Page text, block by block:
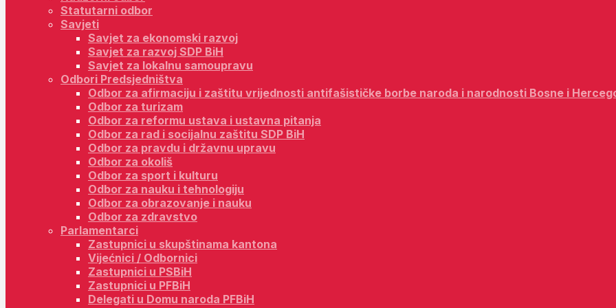
Statutarni odbor
Savjeti
Savjet za ekonomski razvoj
Savjet za razvoj SDP BiH
Savjet za lokalnu samoupravu
Odbori Predsjedništva
Odbor za afirmaciju i zaštitu vrijednosti antifašističke borbe naroda i narodnosti Bosne i
Odbor za turizam
Odbor za reformu ustava i ustavna pitanja
Odbor za rad i socijalnu zaštitu SDP BiH
Odbor za pravdu i državnu upravu
Odbor za okoliš
Odbor za sport i kulturu
Odbor za nauku i tehnologiju
Odbor za obrazovanje i nauku
Odbor za zdravstvo
Parlamentarci
Zastupnici u skupštinama kantona
Vijećnici / Odbornici
Zastupnici u PSBiH
Zastupnici u PFBiH
Delegati u Domu naroda PFBiH